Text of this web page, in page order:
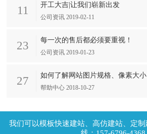
11 开工大吉|让我们崭新出发
公司资讯 2019-02-11
23 每一次的售后都必须要重视！
公司资讯 2019-01-23
27 如何了解网站图片规格、像素大小
帮助中心 2018-10-27